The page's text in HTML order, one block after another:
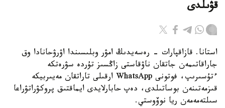
قۋىلدى
استانا. قازاقپارات - رەسەيدىڭ امۋر وبلىسىندا اۋرۋحانادا وق
جاراقاتىمەن جاتقان ناۋقاستى زاڭسىز تۇردە سۋرەتكە
ءتۇسىرىپ، فوتونى WhatsApp ارقىلى تاراتقان مەيىربيكە
قىزمەتىنەن بوساتىلدى، دەپ حابارلايدى ايماقتىق پروكۋراتۋراعا
سىلتەمەمەن ريا نوۆوستي.